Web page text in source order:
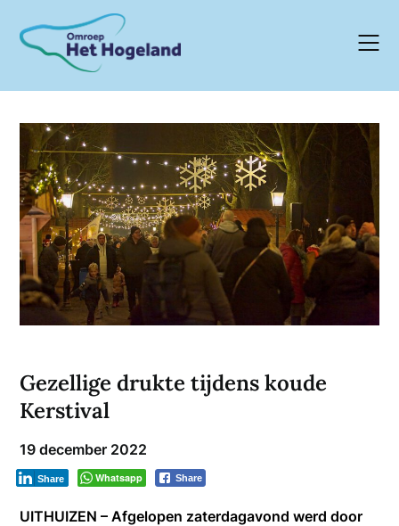
content
Gezellige drukte tijdens koude
Kerstival
19 december 2022
Whatsapp Share
Share
UITHUIZEN – Afgelopen zaterdagavond werd door